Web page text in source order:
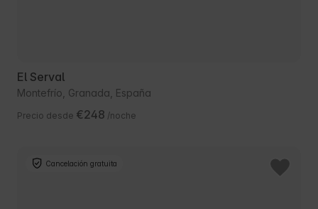
El Serval
Montefrío, Granada, España
Precio desde €248 /noche
Cancelación gratuita